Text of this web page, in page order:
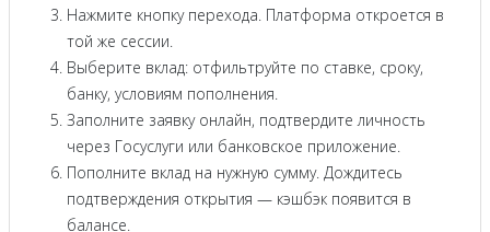
Нажмите кнопку перехода. Платформа откроется в
той же сессии.
Выберите вклад: отфильтруйте по ставке, сроку,
банку, условиям пополнения.
Заполните заявку онлайн, подтвердите личность
через Госуслуги или банковское приложение.
Пополните вклад на нужную сумму. Дождитесь
подтверждения открытия — кэшбэк появится в
балансе.